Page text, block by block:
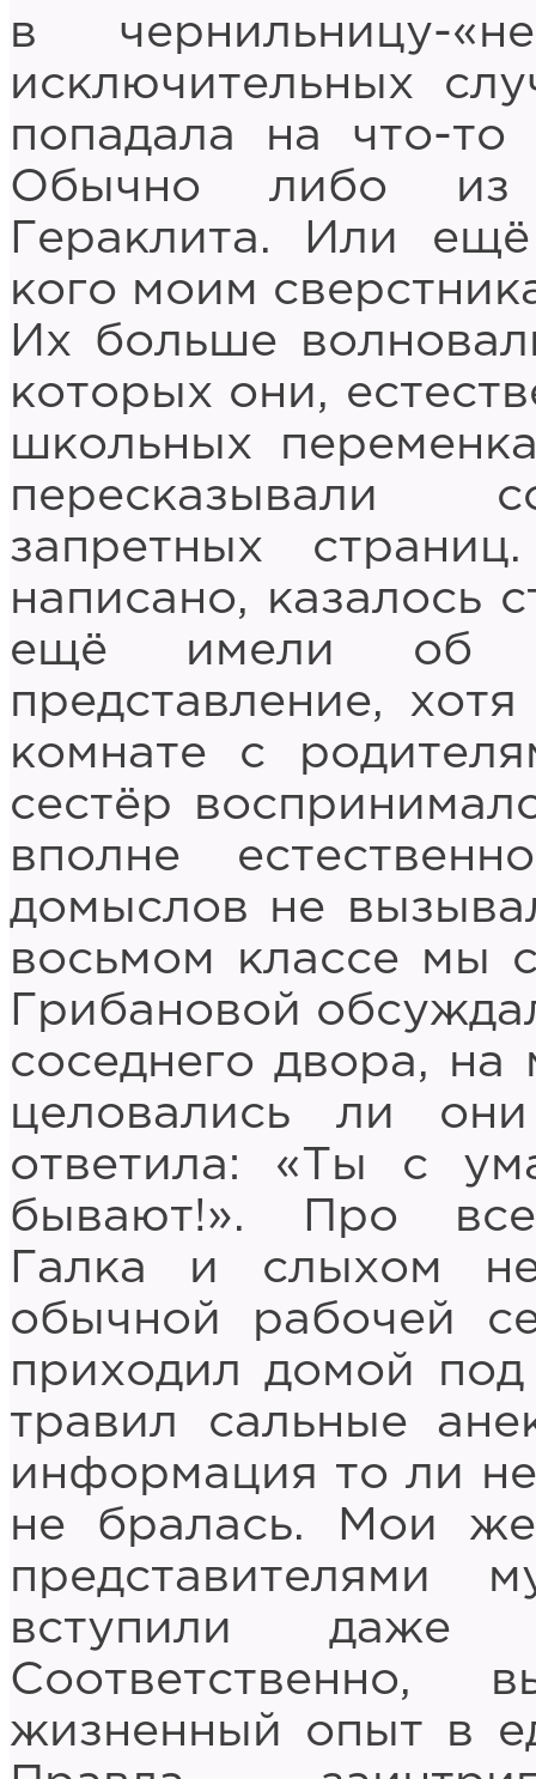
в чернильницу-
исключительных
попадала на что-
Обычно либо из
Гераклита. Или
кого моим
Их больше
которых они,
школьных
пересказывали
запретных
написано, казалось
ещё имели об
представление,
комнате с
сестёр
вполне
домыслов не
восьмом классе мы
Грибановой
соседнего двора,
целовались ли
ответила: «Ты с
бывают!». Про
Галка и слыхом
обычной рабочей
приходил домой
травил сальные
информация то ли
не бралась. Мои
вступили
жизненный опыт в